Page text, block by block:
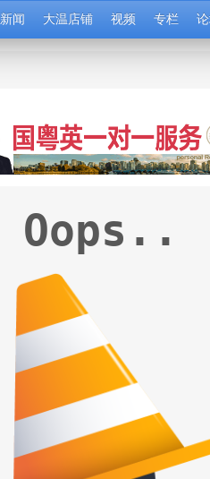
新闻 大温店铺 视频 专栏
Oops..